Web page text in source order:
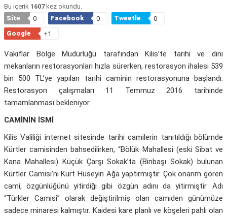
Bu içerik 1607kez okundu.
Site
0 Facebook 0 Tweetle
0
Google
+1
Vakıflar Bölge Müdürlüğü tarafından Kilis’te tarihi ve dini
mekanların restorasyonları hızla sürerken, restorasyon ihalesi 539
bin 500 TL’ye yapılan tarihi caminin restorasyonuna başlandı.
Restorasyon çalışmaları 11 Temmuz 2016 tarihinde
tamamlanması bekleniyor.
CAMİNİN İSMİ
Kilis Valiliği internet sitesinde tarihi camilerin tanıtıldığı bölümde
Kürtler camisinden bahsedilirken, “Bölük Mahallesi (eski Sibat ve
Kana Mahallesi) Küçük Çarşı Sokak’ta (Binbaşı Sokak) bulunan
Kürtler Camisi’ni Kürt Hüseyin Ağa yaptırmıştır. Çok onarım gören
cami, özgünlüğünü yitirdiği gibi özgün adını da yitirmiştir. Adı
“Türkler Camisi” olarak değiştirilmiş olan camiden günümüze
sadece minaresi kalmıştır. Kaidesi kare planlı ve köşeleri pahlı olan